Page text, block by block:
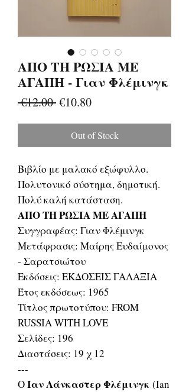
ΑΠΟ ΤΗ ΡΩΣΙΑ ΜΕ
ΑΓΑΠΗ - Γιαν Φλέμινγκ
€12.00 Regular
€10.80Sale
Out of Stock
Βιβλίο με μαλακό εξώφυλλο.
Πολυτονικό σύστημα, δημοτική.
Πολύ καλή κατάσταση.
ΑΠΟ ΤΗ ΡΩΣΙΑ ΜΕ ΑΓΑΠΗ
Συγγραφέας: Γιαν Φλέμινγκ
Μετάφρασις: Μαίρης Ευδαίμονος
- Σαρατσιώτου
Εκδόσεις: ΕΚΔΟΣΕΙΣ ΓΑΛΑΞΙΑ
Έτος εκδόσεως: 1965
Τίτλος πρωτοτύπου: FROM
RUSSIA WITH LOVE
Σελίδες: 196
Διαστάσεις: 19 χ 12
---
ΟΊαν Λάνκαστερ Φλέμινγκ (Ian